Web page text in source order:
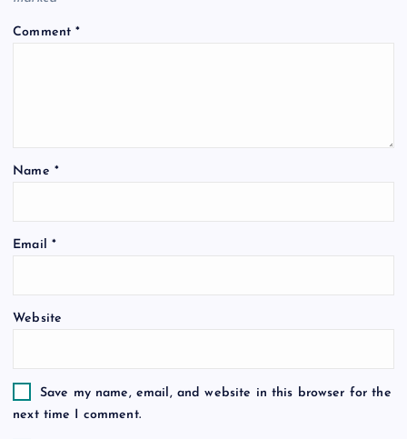
i
o
Comment*
Name *
Email *
Website
Save my name, email, and website in this browser for the
next time I comment.